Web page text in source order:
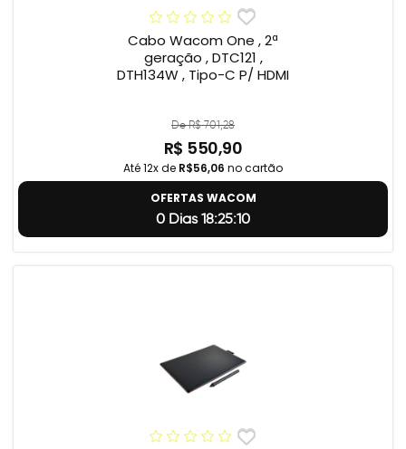
Cabo Wacom One , 2ª
geração , DTC121 ,
DTH134W , Tipo-C P/ HDMI
De R$ 701,28
R$ 550,90
Até 12x de R$56,06 no cartão
OFERTAS WACOM
0 Dias 18:25:9